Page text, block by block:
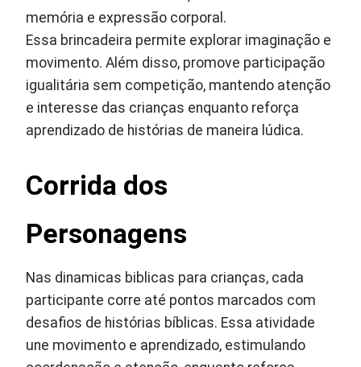
memória e expressão corporal.
Essa brincadeira permite explorar imaginação e
movimento. Além disso, promove participação
igualitária sem competição, mantendo atenção
e interesse das crianças enquanto reforça
aprendizado de histórias de maneira lúdica.
Corrida dos
Personagens
Nas dinamicas biblicas para crianças, cada
participante corre até pontos marcados com
desafios de histórias bíblicas. Essa atividade
une movimento e aprendizado, estimulando